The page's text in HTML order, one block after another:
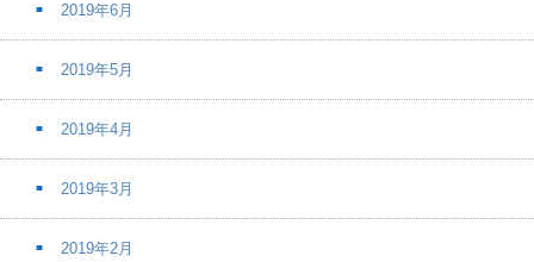
2019年6月
2019年5月
2019年4月
2019年3月
2019年2月